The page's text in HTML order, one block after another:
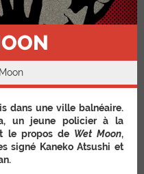
dans une ville balnéaire.
un jeune policier à la
le propos de Wet Moon,
signé Kaneko Atsushi et